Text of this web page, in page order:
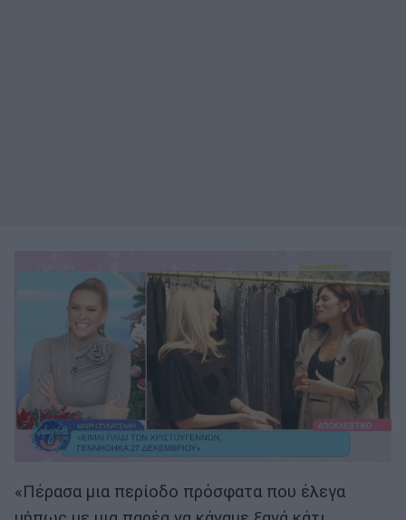
«Πέρασα μια περίοδο πρόσφατα που έλεγα